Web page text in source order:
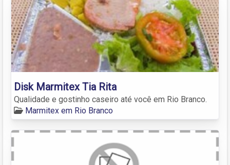
Disk Marmitex Tia Rita
Qualidade e gostinho caseiro até você em Rio Branco.
Marmitex em Rio Branco